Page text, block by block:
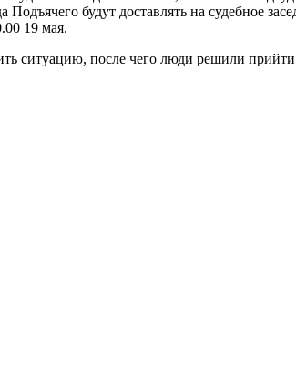
будут доставлять на судебное
19 мая.
ситуацию, после чего люди решили